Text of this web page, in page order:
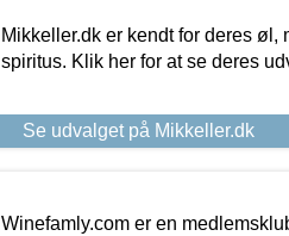
Mikkeller.dk er kendt for deres
spiritus. Klik her for at se deres
Se udvalget på Mikkeller.dk
Winefamly.com er en